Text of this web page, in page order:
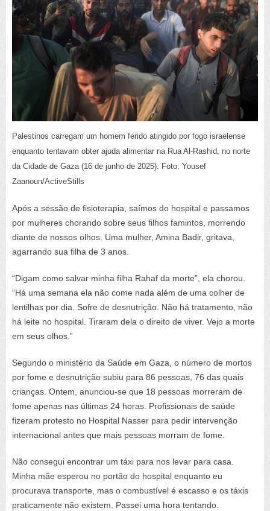
Palestinos carregam um homem ferido atingido por fogo israelense
enquanto tentavam obter ajuda alimentar na Rua Al-Rashid, no norte
da Cidade de Gaza (16 de junho de 2025). Foto: Yousef
Zaanoun/ActiveStills
Após a sessão de fisioterapia, saímos do hospital e passamos
por mulheres chorando sobre seus filhos famintos, morrendo
diante de nossos olhos. Uma mulher, Amina Badir, gritava,
agarrando sua filha de 3 anos.
“Digam como salvar minha filha Rahaf da morte”, ela chorou.
“Há uma semana ela não come nada além de uma colher de
lentilhas por dia. Sofre de desnutrição. Não há tratamento, não
há leite no hospital. Tiraram dela o direito de viver. Vejo a morte
em seus olhos.”
Segundo o ministério da Saúde em Gaza, o número de mortos
por fome e desnutrição subiu para 86 pessoas, 76 das quais
crianças. Ontem, anunciou-se que 18 pessoas morreram de
fome apenas nas últimas 24 horas. Profissionais de saúde
fizeram protesto no Hospital Nasser para pedir intervenção
internacional antes que mais pessoas morram de fome.
Não consegui encontrar um táxi para nos levar para casa.
Minha mãe esperou no portão do hospital enquanto eu
procurava transporte, mas o combustível é escasso e os táxis
praticamente não existem. Passei uma hora tentando.